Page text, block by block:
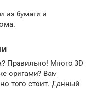
из бумаги и
Правильно! Много 3D
оригами? Вам
того стоит. Данный